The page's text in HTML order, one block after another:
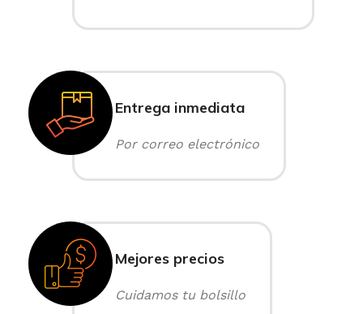
Entrega inmediata
Por correo electrónico
Mejores precios
Cuidamos tu bolsillo